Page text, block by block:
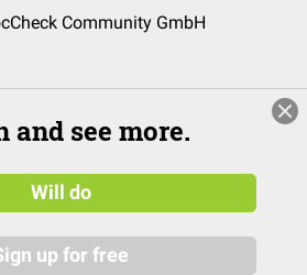
Community GmbH
and see more.
Will do
up for free